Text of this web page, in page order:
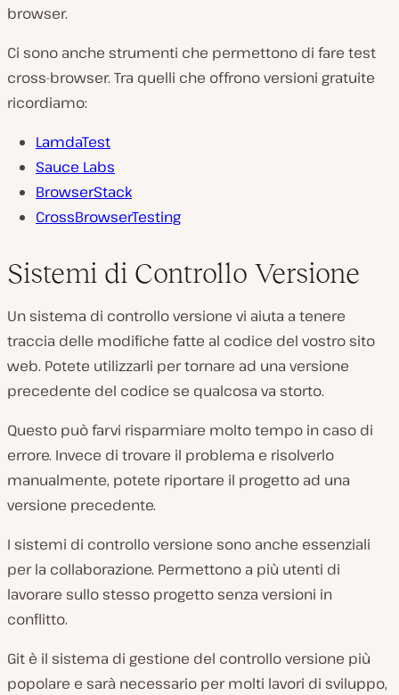
browser.
Ci sono anche strumenti che permettono di fare test
cross-browser. Tra quelli che offrono versioni gratuite
ricordiamo:
LamdaTest
Sauce Labs
BrowserStack
CrossBrowserTesting
Sistemi di Controllo Versione
Un sistema di controllo versione vi aiuta a tenere
traccia delle modifiche fatte al codice del vostro sito
web. Potete utilizzarli per tornare ad una versione
precedente del codice se qualcosa va storto.
Questo può farvi risparmiare molto tempo in caso di
errore. Invece di trovare il problema e risolverlo
manualmente, potete riportare il progetto ad una
versione precedente.
I sistemi di controllo versione sono anche essenziali
per la collaborazione. Permettono a più utenti di
lavorare sullo stesso progetto senza versioni in
conflitto.
Git è il sistema di gestione del controllo versione più
popolare e sarà necessario per molti lavori di sviluppo,